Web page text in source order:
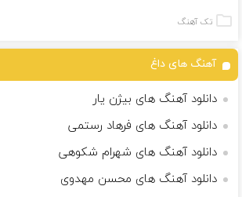
تک آهنگ
آهنگ های داغ
دانلود آهنگ های بیژن یار
دانلود آهنگ های فرهاد رستمی
دانلود آهنگ های شهرام شکوهی
دانلود آهنگ های محسن مهدوی